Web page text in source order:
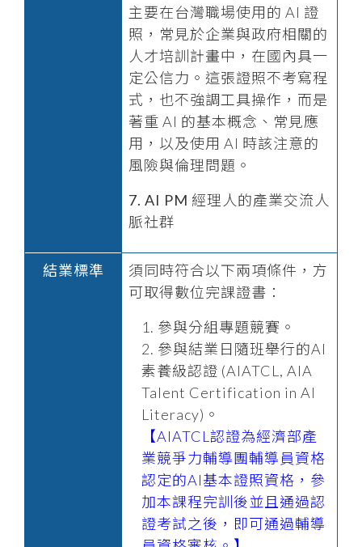
主要在台灣職場使用的 AI 證
照，常見於企業與政府相關的
人才培訓計畫中，在國內具一
定公信力。這張證照不考寫程
式，也不強調工具操作，而是
著重 AI 的基本概念、常見應
用，以及使用 AI 時該注意的
風險與倫理問題。
7. AI PM 經理人的產業交流人
脈社群
結業標準
須同時符合以下兩項條件，方
可取得數位完課證書：
參與分組專題競賽。
參與結業日隨班舉行的AI
素養級認證 (AIATCL, AIA
Talent Certification in AI
Literacy)。
【AIATCL認證為經濟部產
業競爭力輔導團輔導員資格
認定的AI基本證照資格，參
加本課程完訓後並且通過認
證考試之後，即可通過輔導